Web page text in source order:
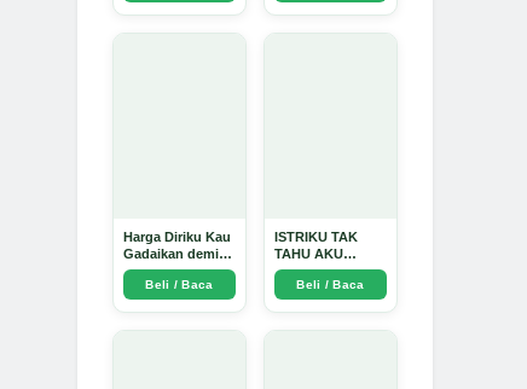
Harga Diriku Kau
Gadaikan demi
Perempuan Itu -
Arda Dinata
Beli / Baca
ISTRIKU TAK
TAHU AKU
PENGUSAHA
EMAS - Arda
Dinata
Beli / Baca